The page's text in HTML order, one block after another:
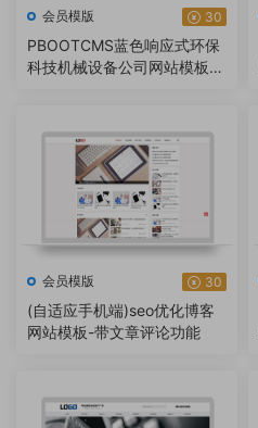
会员模版 30
PBOOTCMS蓝色响应式环保
科技机械设备公司网站模板源
会员模版 30
(自适应手机端)seo优化博客
网站模板-带文章评论功能